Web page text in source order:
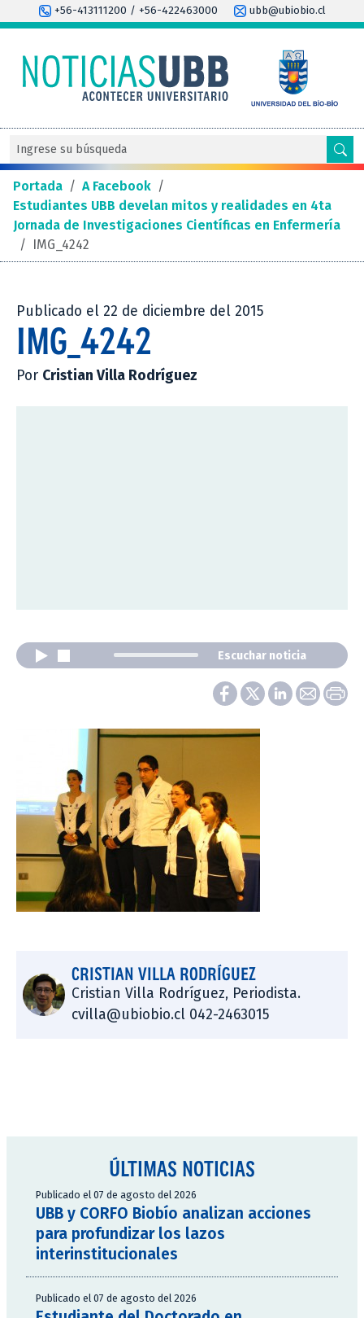
+56-413111200 / +56-422463000 ubb@ubiobio.cl
Portada / A Facebook /
Estudiantes UBB develan mitos y realidades en 4ta
Jornada de Investigaciones Científicas en Enfermería
/ IMG_4242
Publicado el 22 de diciembre del 2015
IMG_4242
Por Cristian Villa Rodríguez
Escuchar noticia
CRISTIAN VILLA RODRÍGUEZ
Cristian Villa Rodríguez, Periodista.
cvilla@ubiobio.cl 042-2463015
ÚLTIMAS NOTICIAS
Publicado el 07 de agosto del 2026
UBB y CORFO Biobío analizan acciones
para profundizar los lazos
interinstitucionales
Publicado el 07 de agosto del 2026